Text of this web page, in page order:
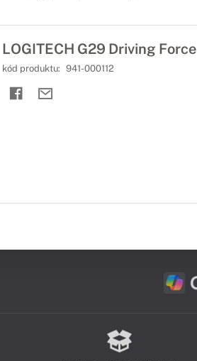
LOGITECH G29 Driving Force
kód produktu: 941-000112